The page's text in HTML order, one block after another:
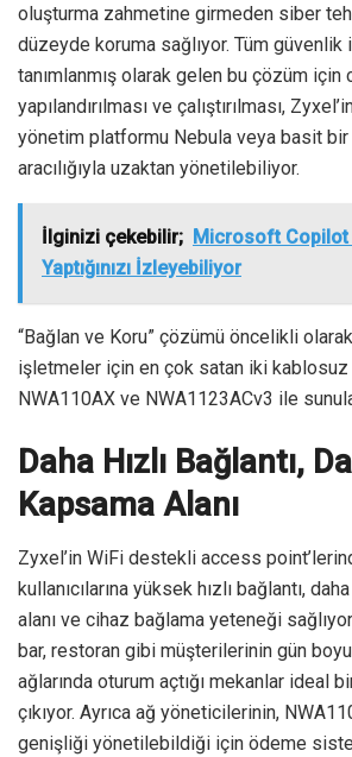
oluşturma zahmetine girmeden siber
düzeyde koruma sağlıyor. Tüm güvenlik
tanımlanmış olarak gelen bu çözüm için
yapılandırılması ve çalıştırılması,
yönetim platformu Nebula veya basit
aracılığıyla uzaktan yönetilebiliyor.
İlginizi çekebilir; Microsoft Copilot
Yaptığınızı İzleyebiliyor
“Bağlan ve Koru” çözümü öncelikli
işletmeler için en çok satan iki kablosuz
NWA110AX ve NWA1123ACv3 ile
Daha Hızlı Bağlantı,
Kapsama Alanı
Zyxel’in WiFi destekli access
kullanıcılarına yüksek hızlı bağlantı,
alanı ve cihaz bağlama yeteneği
bar, restoran gibi müşterilerinin gün
ağlarında oturum açtığı mekanlar ideal
çıkıyor. Ayrıca ağ yöneticilerinin,
genişliği yönetilebildiği için ödeme